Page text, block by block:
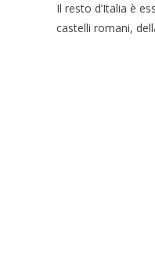
Il resto d’Italia è
castelli romani,